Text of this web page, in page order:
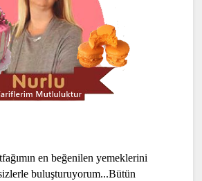
en beğenilen yemeklerini
buluşturuyorum...Bütün